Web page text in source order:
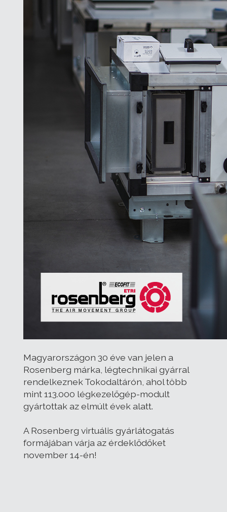
Magyarországon 30 éve van jelen a
Rosenberg márka, légtechnikai gyárral
rendelkeznek Tokodaltárón, ahol több
mint 113.000 légkezelőgép-modult
gyártottak az elmúlt évek alatt.
A Rosenberg virtuális gyárlátogatás
formájában várja az érdeklődőket
november 14-én!